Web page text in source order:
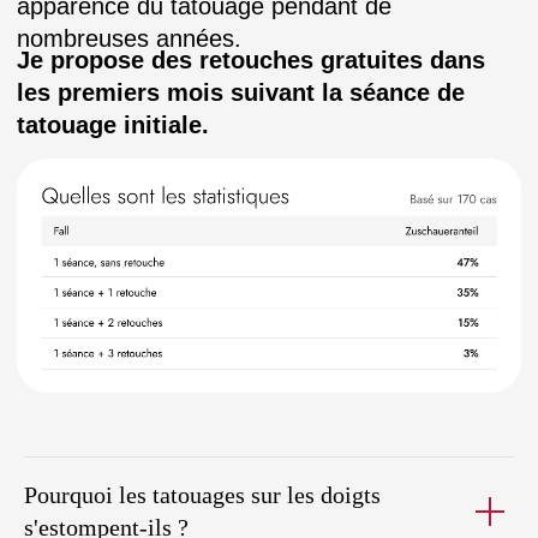
Pourquoi les tatouages sur les doigts
s'estompent-ils ?
Ensuite, vous réglez le montant restant.
Ils sont parfaits pour les
tatouages sur les doigts